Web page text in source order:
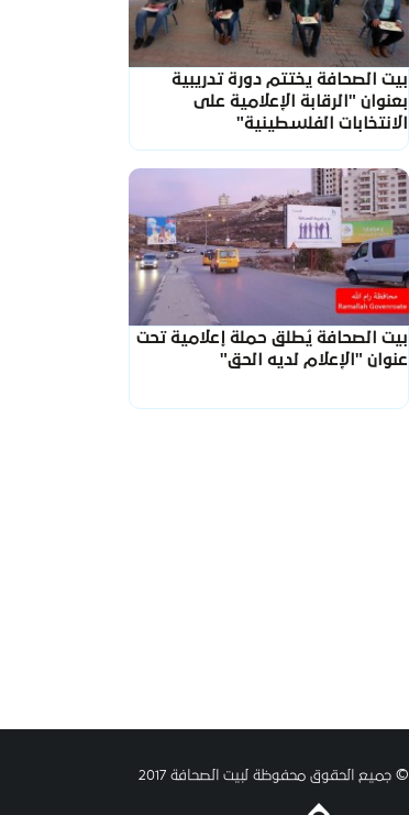
بيت الصحافة يختتم دورة تدريبية
بعنوان "الرقابة الإعلامية على
الانتخابات الفلسطينية"
بيت الصحافة يُطلق حملة إعلامية تحت
عنوان "الإعلام لديه الحق"
© جميع الحقوق محفوظة لبيت الصحافة 2017